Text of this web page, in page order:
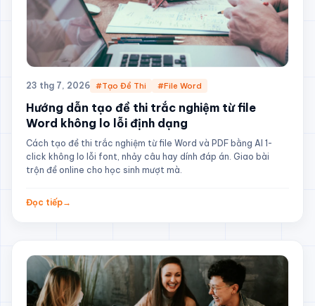
23 thg 7, 2026 #Tạo Đề Thi #File Word
Hướng dẫn tạo đề thi trắc nghiệm từ file
Word không lo lỗi định dạng
Cách tạo đề thi trắc nghiệm từ file Word và PDF bằng AI 1-
click không lo lỗi font, nhảy câu hay dính đáp án. Giao bài
trộn đề online cho học sinh mượt mà.
Đọc tiếp→